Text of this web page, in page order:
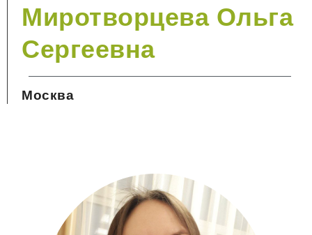
Миротворцева Ольга
Сергеевна
Москва